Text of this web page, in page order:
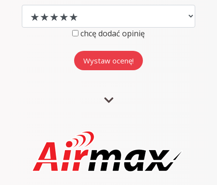
chcę dodać opinię